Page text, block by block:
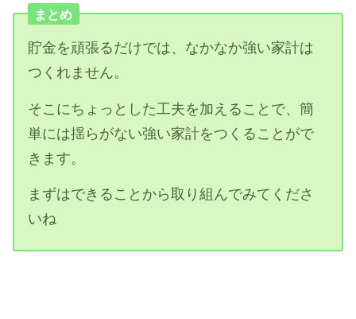
まとめ
貯金を頑張るだけでは、なかなか強い家計は
つくれません。
そこにちょっとした工夫を加えることで、簡
単には揺らがない強い家計をつくることがで
きます。
まずはできることから取り組んでみてくださ
いね